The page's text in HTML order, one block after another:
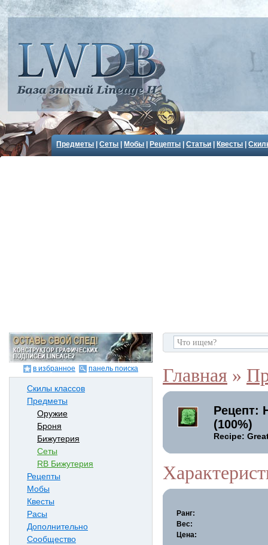
Предметы |Сеты Мобы Рецепты |Статьи Квесты |
в избранное панель поиска
Скилы классов
Предметы
Оружие
Броня
Бижутерия
Сеты
RB Бижутерия
Рецепты
Мобы
Квесты
Расы
Дополнительно
Сообщество
Главная »
Рецепт:
(100%)
Recipe:
Ранг:
Вес:
Цена: